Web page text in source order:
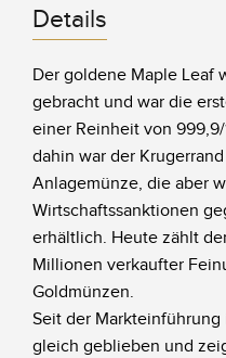
Details
Der goldene Maple Leaf
gebracht und war die
einer Reinheit von
dahin war der
Anlagemünze, die aber
Wirtschaftssanktionen
erhältlich. Heute zählt
Millionen verkaufter
Goldmünzen.
Seit der
gleich geblieben und